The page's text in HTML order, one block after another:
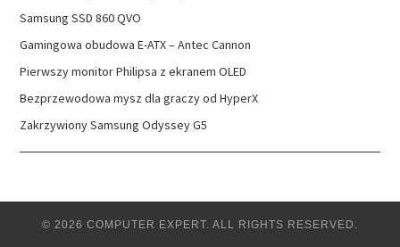
Samsung SSD 860 QVO
Gamingowa obudowa E-ATX – Antec Cannon
Pierwszy monitor Philipsa z ekranem OLED
Bezprzewodowa mysz dla graczy od HyperX
Zakrzywiony Samsung Odyssey G5
© 2026 COMPUTER EXPERT. ALL RIGHTS RESERVED.